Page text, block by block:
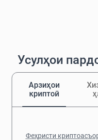
Усулҳои
Арзиҳои
криптоӣ
Феҳристи